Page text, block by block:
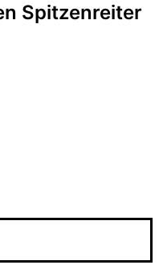
Spitzenreiter